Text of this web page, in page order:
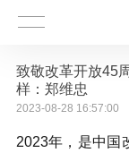
致敬改革开放45
样：郑维忠
2023-08-28 16:57:00
2023年，是中国